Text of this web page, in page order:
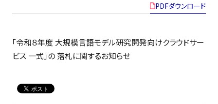
PDFダウンロード
「令和８年度 大規模言語モデル研究開発向けクラウドサー
ビス 一式」の 落札に関するお知らせ